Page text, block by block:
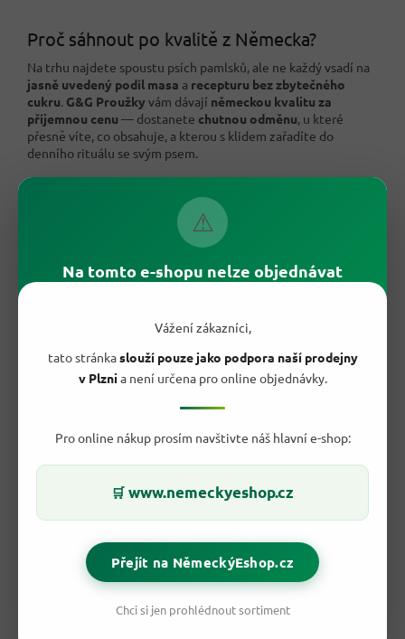
⚠
Na tomto e-shopu nelze objednávat
Vážení zákazníci,
tato stránkaslouží pouze jako podpora naší prodejny
v Plznia není určena pro online objednávky.
Pro online nákup prosím navštivte náš hlavní e-shop:
🛒 www.nemeckyeshop.cz
Přejít na NěmeckýEshop.cz
Chci si jen prohlédnout sortiment
Proč sáhnout po kvalitě z Německa?
Na trhu najdete spoustu psích pamlsků, ale ne každý vsadí na
jasně uvedený podíl masa a recepturu bez zbytečného
cukru. G&G Proužky vám dávají německou kvalitu za
příjemnou cenu — dostanete chutnou odměnu, u které
přesně víte, co obsahuje, a kterou s klidem zařadíte do
denního rituálu se svým psem.
Měkká struktura, kterou zvládnou i psi s citlivějším
chrupem.
20 proužků v balení— vystačí na spoustu odměn.
Obohaceno o biotin a vitaminypro každodenní